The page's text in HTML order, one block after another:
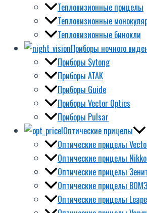
Тепловизионные прицелы
Тепловизионные
Тепловизионные бинокли
Приборы ночного
Приборы Sytong
Приборы ATAK
Приборы Guide
Приборы Vector Optics
Приборы Pulsar
Оптические прицелы
Оптические прицелы
Оптические прицелы
Оптические прицелы
Оптические прицелы
Оптические прицелы